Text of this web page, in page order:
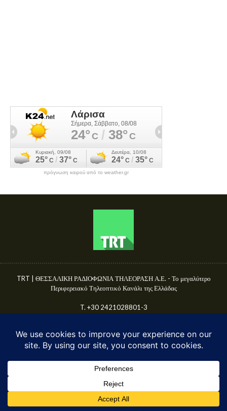
πρόγνωση καιρού από το weather.gr
TRT | ΘΕΣΣΑΛΙΚΗ ΡΑΔΙΟΦΩΝΙΑ ΤΗΛΕΟΡΑΣΗ Α.Ε. - Το μεγαλύτερο
Περιφερειακό Τηλεοπτικό Κανάλι της Ελλάδας
T. +30 2421028801-3
© TRT A.E. 2025